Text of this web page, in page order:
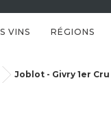
VINS RÉGIONS
Joblot - Givry 1er